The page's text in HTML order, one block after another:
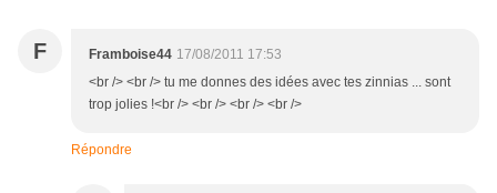
F Framboise44 17/08/2011 17:53
<br /> <br /> tu me donnes des idées avec tes zinnias ... sont
trop jolies !<br /> <br /> <br /> <br />
Répondre